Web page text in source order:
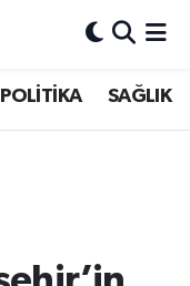
POLİTİKA SAĞLIK